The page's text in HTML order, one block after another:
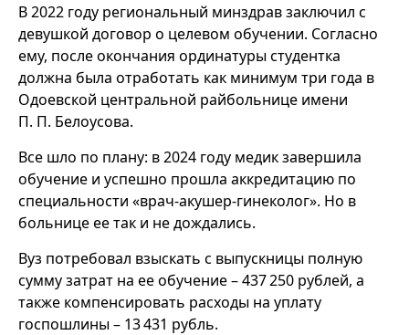
В 2022 году региональный минздрав заключил с
девушкой договор о целевом обучении. Согласно
ему, после окончания ординатуры студентка
должна была отработать как минимум три года в
Одоевской центральной райбольнице имени
П. П. Белоусова.
Все шло по плану: в 2024 году медик завершила
обучение и успешно прошла аккредитацию по
специальности «врач‑акушер‑гинеколог». Но в
больнице ее так и не дождались.
Вуз потребовал взыскать с выпускницы полную
сумму затрат на ее обучение – 437 250 рублей, а
также компенсировать расходы на уплату
госпошлины – 13 431 рубль.